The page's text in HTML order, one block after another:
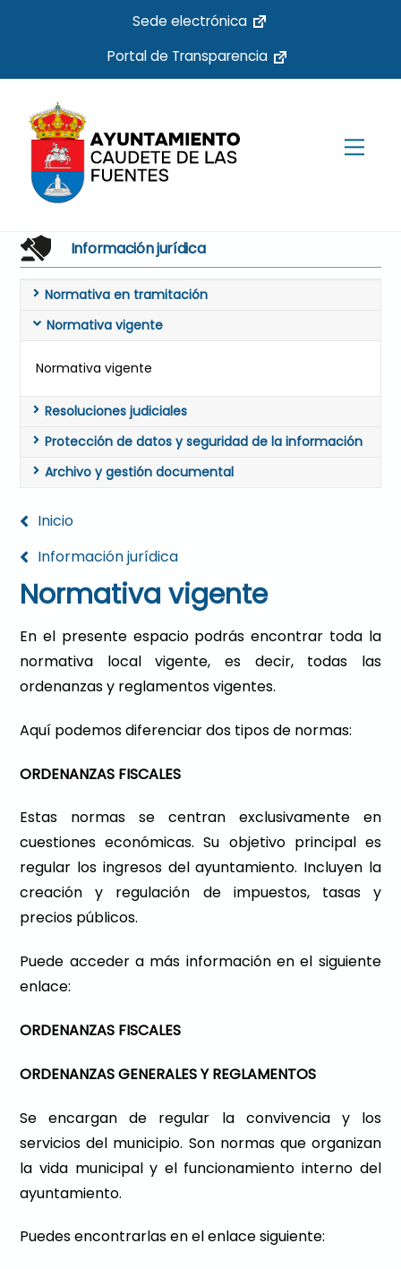
Sede electrónica
Portal de Transparencia
Información jurídica
Normativa en tramitación
Normativa vigente
Normativa vigente
Resoluciones judiciales
Protección de datos y seguridad de la información
Archivo y gestión documental
Inicio
Información jurídica
Normativa vigente
En el presente espacio podrás encontrar toda la
normativa local vigente, es decir, todas las
ordenanzas y reglamentos vigentes.
Aquí podemos diferenciar dos tipos de normas:
ORDENANZAS FISCALES
Estas normas se centran exclusivamente en
cuestiones económicas. Su objetivo principal es
regular los ingresos del ayuntamiento. Incluyen la
creación y regulación de impuestos, tasas y
precios públicos.
Puede acceder a más información en el siguiente
enlace:
ORDENANZAS FISCALES
ORDENANZAS GENERALES Y REGLAMENTOS
Se encargan de regular la convivencia y los
servicios del municipio. Son normas que organizan
la vida municipal y el funcionamiento interno del
ayuntamiento.
Puedes encontrarlas en el enlace siguiente: